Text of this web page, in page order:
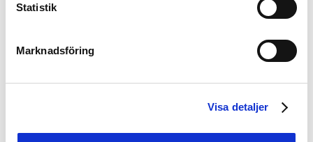
Statistik
Marknadsföring
Visa detaljer
Delaktig i förändringarna av U19-, U17- och U16-
Skapande av en nationell U16-serie
Skapande av Skandinaviska Mästerskapen för
Tipselit Trophy/Gothia Trophy för P17-lag samt